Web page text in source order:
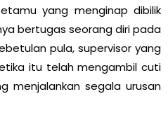
yang menginap dibilik
bertugas seorang diri pada
pula, supervisor yang
itu telah mengambil cuti
menjalankan segala urusan